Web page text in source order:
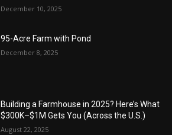
December 10, 2025
95-Acre Farm with Pond
December 8, 2025
Building a Farmhouse in 2025? Here’s What
$300K–$1M Gets You (Across the U.S.)
August 22, 2025